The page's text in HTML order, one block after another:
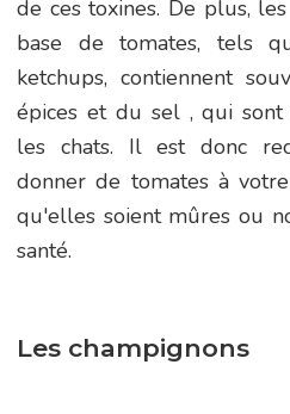
de ces toxines. De plus,
base de tomates, tels
ketchups, contiennent
épices et du sel , qui
les chats. Il est donc
donner de tomates à
qu'elles soient mûres ou
santé.
Les champignons